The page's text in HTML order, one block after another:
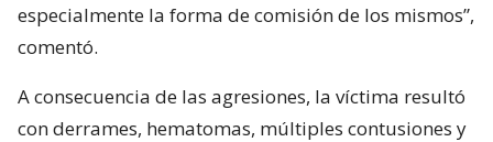
especialmente la forma de comisión de los mismos”,
comentó.
A consecuencia de las agresiones, la víctima resultó
con derrames, hematomas, múltiples contusiones y